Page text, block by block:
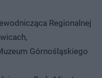
Regionalnej
Górnośląskiego